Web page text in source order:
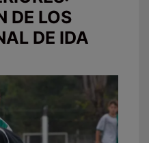
DE LOS
DE IDA